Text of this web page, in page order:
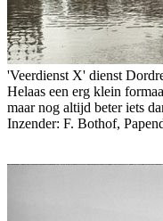
'Veerdienst X' dienst
Helaas een erg klein
maar nog altijd beter iets
Inzender: F. Bothof,